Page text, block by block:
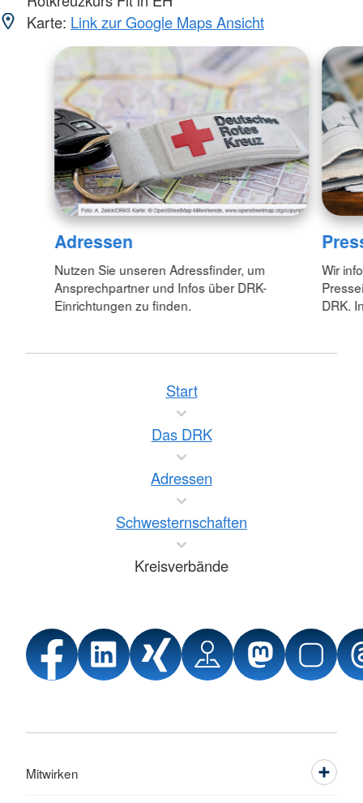
Karte: Link zur Google Maps Ansicht
Adressen
Nutzen Sie unseren Adressfinder, um
Ansprechpartner und Infos über DRK-
Einrichtungen zu finden.
Wir
DRK.
Start
Das DRK
Adressen
Schwesternschaften
Kreisverbände
Mitwirken